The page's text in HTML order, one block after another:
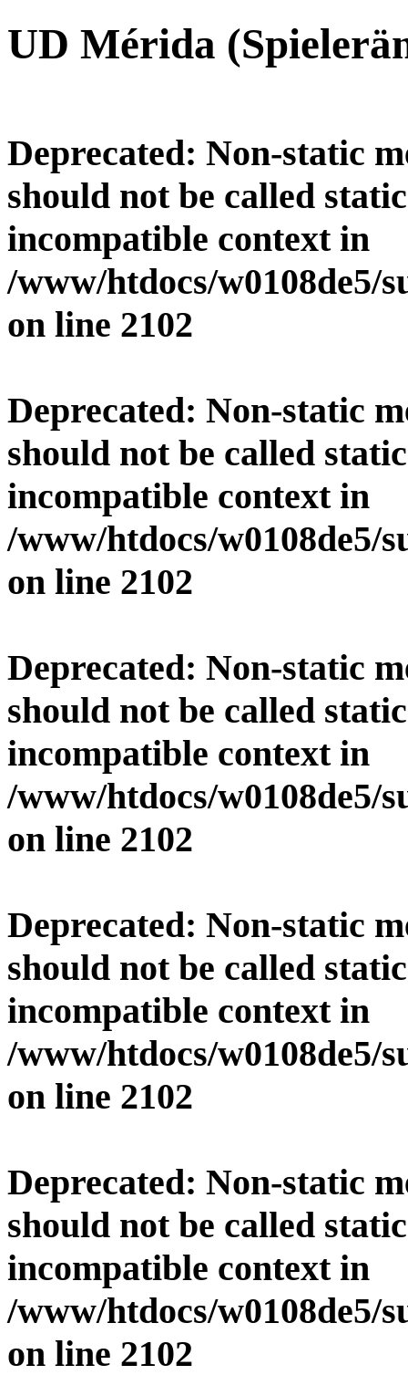
UD Mérida
Deprecated: Non-static
should not be called
incompatible context in
/www/htdocs/w0108de5/
on line 2102
Deprecated: Non-static
should not be called
incompatible context in
/www/htdocs/w0108de5/
on line 2102
Deprecated: Non-static
should not be called
incompatible context in
/www/htdocs/w0108de5/
on line 2102
Deprecated: Non-static
should not be called
incompatible context in
/www/htdocs/w0108de5/
on line 2102
Deprecated: Non-static
should not be called
incompatible context in
/www/htdocs/w0108de5/
on line 2102